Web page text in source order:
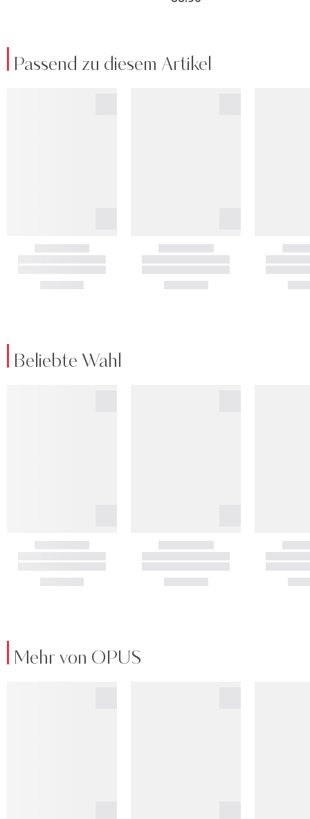
Passend zu diesem Artikel
Beliebte Wahl
Mehr von OPUS